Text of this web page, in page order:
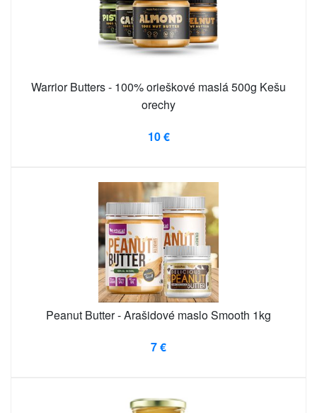
Warrior Butters - 100% orieškové maslá 500g Kešu
orechy
10 €
Peanut Butter - Arašidové maslo Smooth 1kg
7 €